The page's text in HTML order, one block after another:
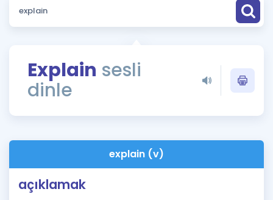
Sözlük
Rehberlik Aracı
ÖSYM Sınav Takvimi
İngilizce Gramer
Hakkımızda
Explain sesli
dinle
explain (v)
açıklamak